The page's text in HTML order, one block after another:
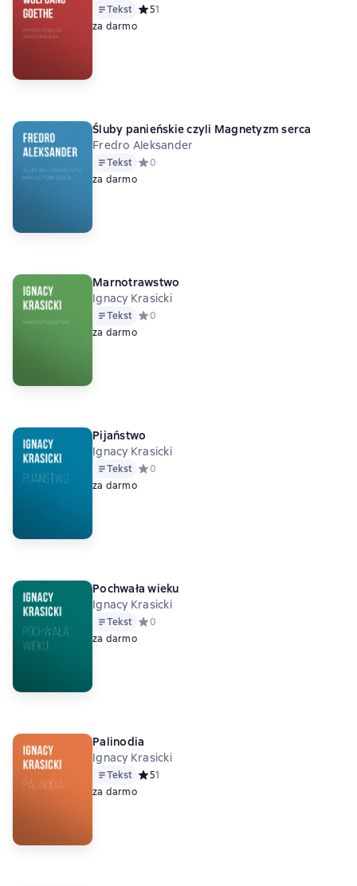
Tekst Средний рейтинг 5 на основе 1 оценок
51
za darmo
Śluby panieńskie czyli Magnetyzm serca
Fredro Aleksander
Tekst Средний рейтинг 0 на основе 0 оценок
0
za darmo
Marnotrawstwo
Ignacy Krasicki
Tekst Средний рейтинг 0 на основе 0 оценок
0
za darmo
Pijaństwo
Ignacy Krasicki
Tekst Средний рейтинг 0 на основе 0 оценок
0
za darmo
Pochwała wieku
Ignacy Krasicki
Tekst Средний рейтинг 0 на основе 0 оценок
0
za darmo
Palinodia
Ignacy Krasicki
Tekst Средний рейтинг 5 на основе 1 оценок
51
za darmo